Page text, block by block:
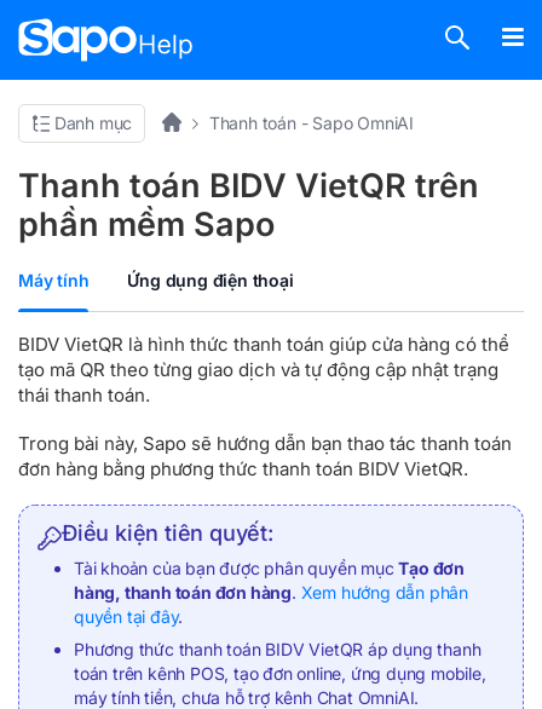
Danh mục Thanh toán - Sapo OmniAI
Thanh toán BIDV VietQR trên
phần mềm Sapo
Máy tính Ứng dụng điện thoại
BIDV VietQR là hình thức thanh toán giúp cửa hàng có thể
tạo mã QR theo từng giao dịch và tự động cập nhật trạng
thái thanh toán.
Trong bài này, Sapo sẽ hướng dẫn bạn thao tác thanh toán
đơn hàng bằng phương thức thanh toán BIDV VietQR.
Điều kiện tiên quyết:
Tài khoản của bạn được phân quyền mụcTạo đơn
hàng, thanh toán đơn hàng. Xem hướng dẫn phân
quyền tại đây.
Phương thức thanh toán BIDV VietQR áp dụng thanh
toán trên kênh POS, tạo đơn online, ứng dụng mobile,
máy tính tiền, chưa hỗ trợ kênh Chat OmniAI.